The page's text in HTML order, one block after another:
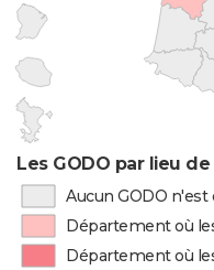
Les GODO par lieu
Aucun GODO
Département où
Département où